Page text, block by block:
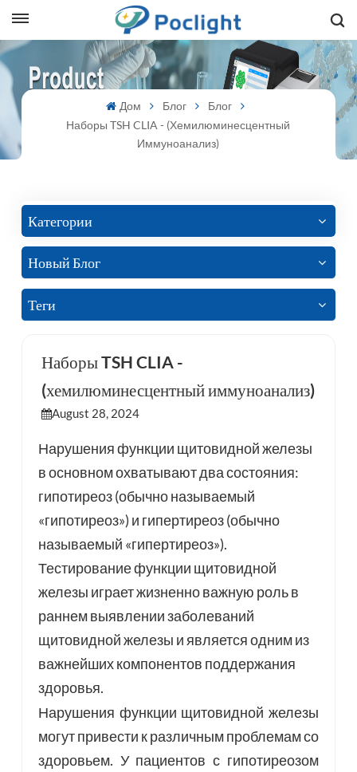
Дом Блог
Блог
Наборы TSH CLIA - (хемилюминесцентный
Иммуноанализ)
Категории
Новый Блог
Теги
Наборы TSH CLIA -
(хемилюминесцентный иммуноанализ)
August 28, 2024
Нарушения функции щитовидной железы
в основном охватывают два состояния:
гипотиреоз (обычно называемый
«гипотиреоз») и гипертиреоз (обычно
называемый «гипертиреоз»).
Тестирование функции щитовидной
железы играет жизненно важную роль в
раннем выявлении заболеваний
щитовидной железы и является одним из
важнейших компонентов поддержания
здоровья.
Нарушения функции щитовидной железы
могут привести к различным проблемам со
здоровьем. У пациентов с гипотиреозом